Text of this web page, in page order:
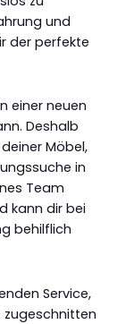
und
der perfekte
einer neuen
Deshalb
Möbel,
in
Team
kann dir bei
behilflich
Service,
zugeschnitten